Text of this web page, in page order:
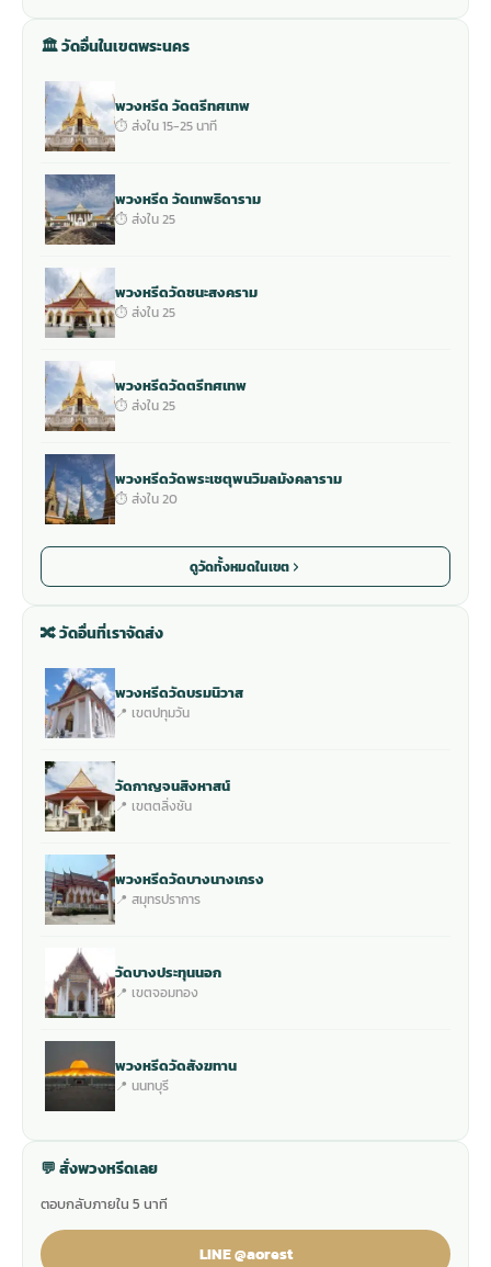
🏛 วัดอื่นในเขตพระนคร
พวงหรีด วัดตรีทศเทพ
⏱ ส่งใน 15-25 นาที
พวงหรีด วัดเทพธิดาราม
⏱ ส่งใน 25
พวงหรีดวัดชนะสงคราม
⏱ ส่งใน 25
พวงหรีดวัดตรีทศเทพ
⏱ ส่งใน 25
พวงหรีดวัดพระเชตุพนวิมลมังคลาราม
⏱ ส่งใน 20
ดูวัดทั้งหมดในเขต
🔀 วัดอื่นที่เราจัดส่ง
พวงหรีดวัดบรมนิวาส
📍 เขตปทุมวัน
วัดกาญจนสิงหาสน์
📍 เขตตลิ่งชัน
พวงหรีดวัดบางนางเกรง
📍 สมุทรปราการ
วัดบางประทุนนอก
📍 เขตจอมทอง
พวงหรีดวัดสังฆทาน
📍 นนทบุรี
💬 สั่งพวงหรีดเลย
ตอบกลับภายใน 5 นาที
LINE @aorest